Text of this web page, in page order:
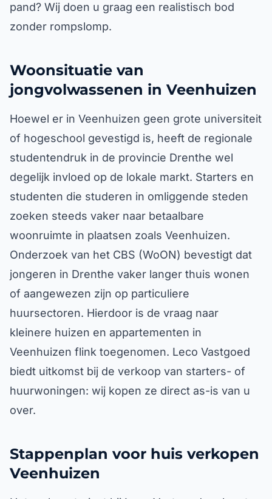
pand? Wij doen u graag een realistisch bod
zonder rompslomp.
Woonsituatie van
jongvolwassenen in Veenhuizen
Hoewel er in Veenhuizen geen grote universiteit
of hogeschool gevestigd is, heeft de regionale
studentendruk in de provincie Drenthe wel
degelijk invloed op de lokale markt. Starters en
studenten die studeren in omliggende steden
zoeken steeds vaker naar betaalbare
woonruimte in plaatsen zoals Veenhuizen.
Onderzoek van het CBS (WoON) bevestigt dat
jongeren in Drenthe vaker langer thuis wonen
of aangewezen zijn op particuliere
huursectoren. Hierdoor is de vraag naar
kleinere huizen en appartementen in
Veenhuizen flink toegenomen. Leco Vastgoed
biedt uitkomst bij de verkoop van starters- of
huurwoningen: wij kopen ze direct as-is van u
over.
Stappenplan voor huis verkopen
Veenhuizen